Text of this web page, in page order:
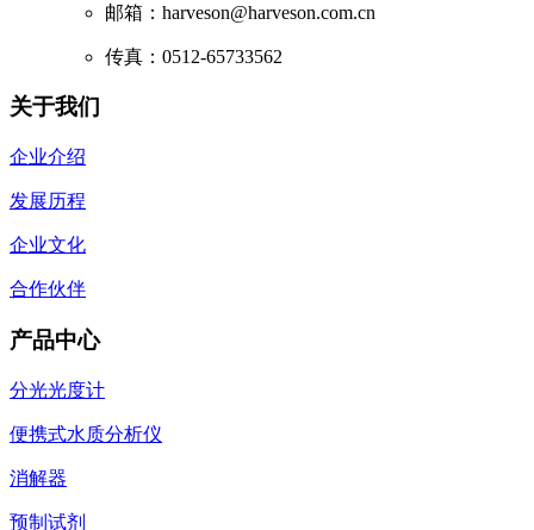
邮箱：harveson@harveson.com.cn
传真：0512-65733562
关于我们
企业介绍
发展历程
企业文化
合作伙伴
产品中心
分光光度计
便携式水质分析仪
消解器
预制试剂